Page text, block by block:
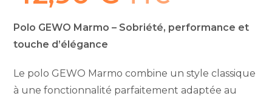
Polo GEWO Marmo – Sobriété, performance et
touche d’élégance
Le polo GEWO Marmo combine un style classique
à une fonctionnalité parfaitement adaptée au